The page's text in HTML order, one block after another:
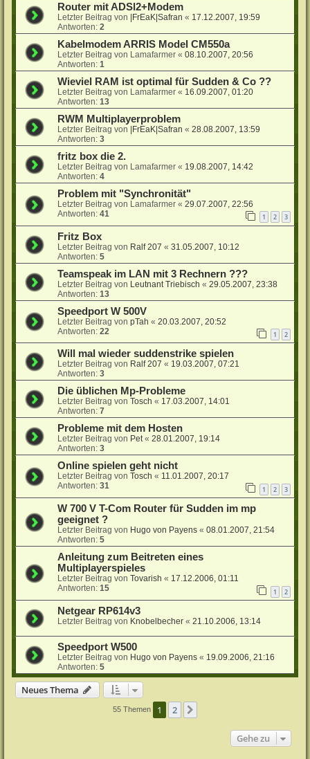
Router mit ADSl2+Modem
Letzter Beitrag von |FrEaK|Safran « 17.12.2007, 19:59
Antworten:2
Kabelmodem ARRIS Model CM550a
Letzter Beitrag von Lamafarmer «08.10.2007, 20:56
Antworten:1
Wieviel RAM ist optimal für Sudden & Co ??
Letzter Beitrag von Lamafarmer « 16.09.2007, 01:20
Antworten:13
RWM Multiplayerproblem
Letzter Beitrag von |FrEaK|Safran «28.08.2007, 13:59
Antworten:3
fritz box die 2.
Letzter Beitrag von Lamafarmer « 19.08.2007, 14:42
Antworten:4
Problem mit "Synchronität"
Letzter Beitrag von Lamafarmer «29.07.2007, 22:56
Antworten:41 1 2 3
Fritz Box
Letzter Beitrag von Ralf 207 «31.05.2007, 10:12
Antworten:5
Teamspeak im LAN mit 3 Rechnern ???
Letzter Beitrag von Leutnant Triebisch «29.05.2007, 23:38
Antworten:13
Speedport W 500V
Letzter Beitrag vonpTah «20.03.2007, 20:52
Antworten:22 1 2
Will mal wieder suddenstrike spielen
Letzter Beitrag von Ralf 207 « 19.03.2007, 07:21
Antworten:3
Die üblichen Mp-Probleme
Letzter Beitrag vonTosch « 17.03.2007, 14:01
Antworten:7
Probleme mit dem Hosten
Letzter Beitrag von Pet«28.01.2007, 19:14
Antworten:3
Online spielen geht nicht
Letzter Beitrag vonTosch « 11.01.2007, 20:17
Antworten:31 1 2 3
W 700 V T-Com Router für Sudden im mp
geeignet ?
Letzter Beitrag von Hugo von Payens «08.01.2007, 21:54
Antworten:5
Anleitung zum Beitreten eines
Multiplayerspieles
Letzter Beitrag vonTovarish « 17.12.2006, 01:11
Antworten:15 1 2
Netgear RP614v3
Letzter Beitrag von Knobelbecher «21.10.2006, 13:14
Speedport W500
Letzter Beitrag von Hugo von Payens « 19.09.2006, 21:16
Antworten:5
Neues Thema
55 Themen 1 2
Gehe zu